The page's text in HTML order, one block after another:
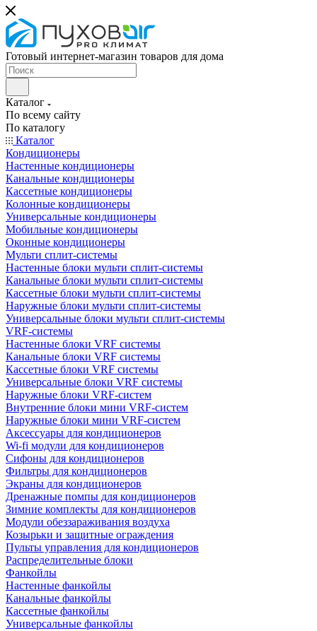
Готовый интернет-магазин товаров для дома
Каталог
По всему сайту
По каталогу
Каталог
Кондиционеры
Настенные кондиционеры
Канальные кондиционеры
Кассетные кондиционеры
Колонные кондиционеры
Универсальные кондиционеры
Мобильные кондиционеры
Оконные кондиционеры
Мульти сплит-системы
Настенные блоки мульти сплит-системы
Канальные блоки мульти сплит-системы
Кассетные блоки мульти сплит-системы
Наружные блоки мульти сплит-системы
Универсальные блоки мульти сплит-системы
VRF-системы
Настенные блоки VRF системы
Канальные блоки VRF системы
Кассетные блоки VRF системы
Универсальные блоки VRF системы
Наружные блоки VRF-систем
Внутренние блоки мини VRF-систем
Наружные блоки мини VRF-систем
Аксессуары для кондиционеров
Wi-fi модули для кондиционеров
Сифоны для кондиционеров
Фильтры для кондиционеров
Экраны для кондиционеров
Дренажные помпы для кондиционеров
Зимние комплекты для кондиционеров
Модули обеззараживания воздуха
Козырьки и защитные ограждения
Пульты управления для кондиционеров
Распределительные блоки
Фанкойлы
Настенные фанкойлы
Канальные фанкойлы
Кассетные фанкойлы
Универсальные фанкойлы